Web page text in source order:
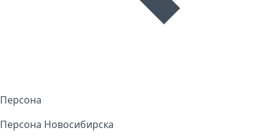
Персона
Персона Новосибирска